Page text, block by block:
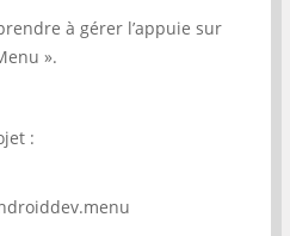
à gérer l’appuie sur
».
: